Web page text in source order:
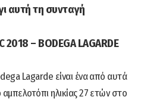
αυτή τη συνταγή
2018 – BODEGA LAGARDE
Lagarde είναι ένα από αυτά
ηλικίας 27 ετών στο